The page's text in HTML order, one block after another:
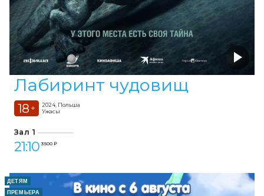
Лабиринт чудовищ
18 +
2024, Польша
Ужасы
Зал 1
21:10 3 500 ₽
ДЕТЯМ
ПРЕМЬЕРА